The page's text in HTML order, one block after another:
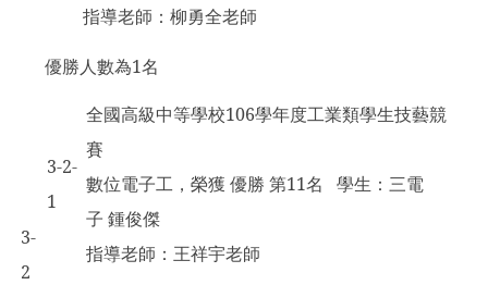
指導老師：柳勇全老師
3-
2
優勝人數為1名
3-2-
1
全國高級中等學校106學年度工業類學生技藝競
賽
數位電子工，榮獲 優勝 第11名 學生：三電
子 鍾俊傑
指導老師：王祥宇老師